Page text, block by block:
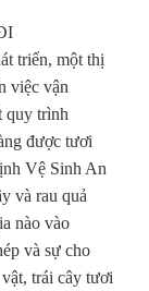
triển, một thị
việc vận
quy trình
được tươi
Vệ Sinh An
và rau quả
nào vào
và sự cho
trái cây tươi